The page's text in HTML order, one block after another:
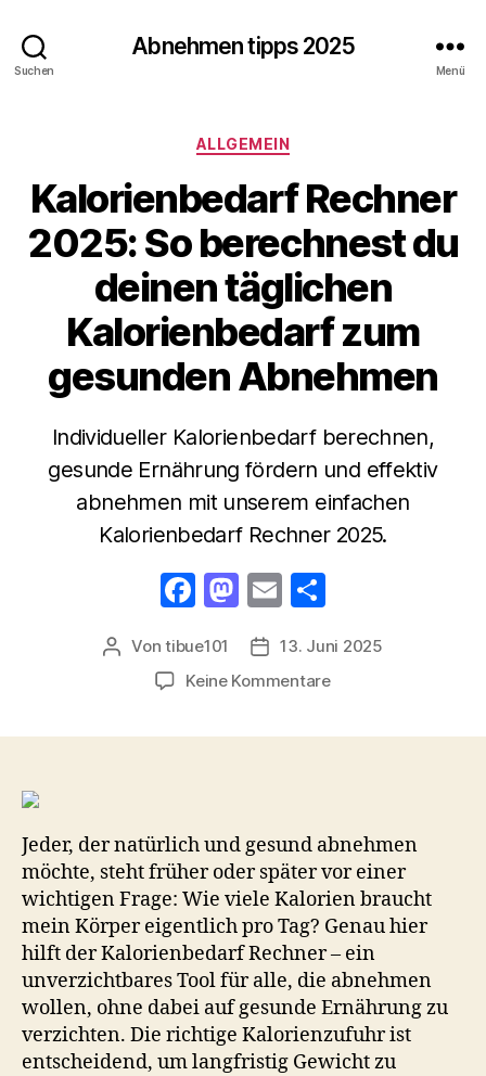
Suchen
Abnehmen tipps 2025
Menü
Kategorien
ALLGEMEIN
Kalorienbedarf Rechner
2025: So berechnest du
deinen täglichen
Kalorienbedarf zum
gesunden Abnehmen
Individueller Kalorienbedarf berechnen,
gesunde Ernährung fördern und effektiv
abnehmen mit unserem einfachen
Kalorienbedarf Rechner 2025.
F
c
e
b
k
M
st
o
d
E
ail le
Beitragsautor
Vontibue101 Veröffentlichungsdatum
13. Juni 2025
Keine Kommentarezu
deinen
täglichen
Kalorienbedarf
zum
gesunden
Abnehmen
Jeder, der natürlich und gesund abnehmen
möchte, steht früher oder später vor einer
wichtigen Frage: Wie viele Kalorien braucht
mein Körper eigentlich pro Tag? Genau hier
hilft der Kalorienbedarf Rechner – ein
unverzichtbares Tool für alle, die abnehmen
wollen, ohne dabei auf gesunde Ernährung zu
verzichten. Die richtige Kalorienzufuhr ist
entscheidend, um langfristig Gewicht zu